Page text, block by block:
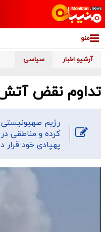
منو
آرشیو اخبار سیاسی
تداوم نقض
رژیم
کرده و مناطقی
پهپادی خود قرار